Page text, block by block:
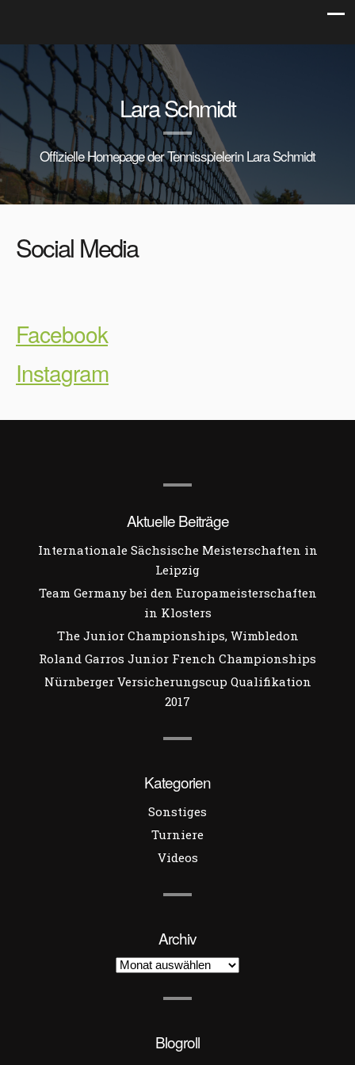
Lara Schmidt
Offizielle Homepage der Tennisspielerin Lara Schmidt
Social Media
Facebook
Instagram
Aktuelle Beiträge
Internationale Sächsische Meisterschaften in
Leipzig
Team Germany bei den Europameisterschaften
in Klosters
The Junior Championships, Wimbledon
Roland Garros Junior French Championships
Nürnberger Versicherungscup Qualifikation
2017
Kategorien
Sonstiges
Turniere
Videos
Archiv
Archiv
Blogroll